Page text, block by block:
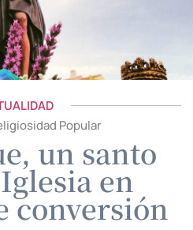
Popular
un santo
en
conversión